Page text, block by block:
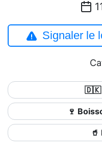
Signaler le
🇩🇰
🍷